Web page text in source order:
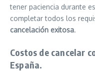
tener paciencia durante
completar todos los
cancelación exitosa.
Costos de cancelar
España.